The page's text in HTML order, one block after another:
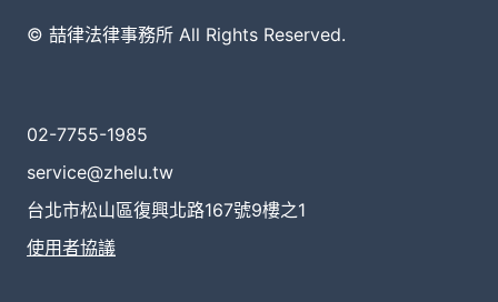
© 喆律法律事務所 All Rights Reserved.
02-7755-1985
service@zhelu.tw
台北市松山區復興北路167號9樓之1
使用者協議